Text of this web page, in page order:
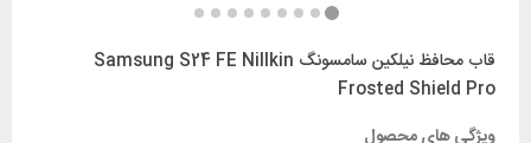
قاب محافظ نیلکین سامسونگ Samsung S24 FE Nillkin
Frosted Shield Pro
ویژگی های محصول